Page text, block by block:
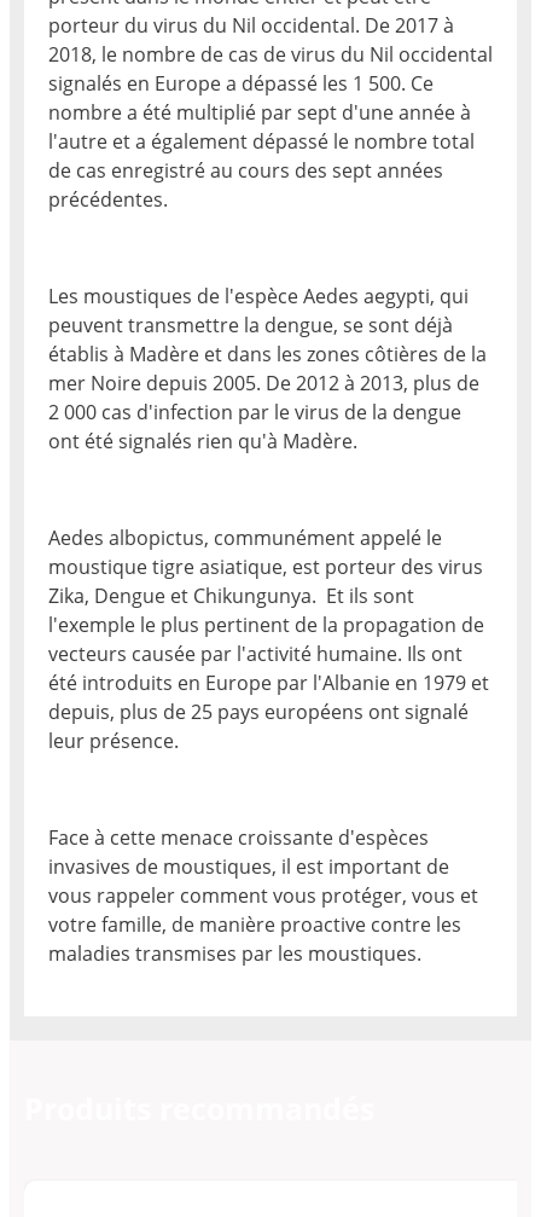
porteur du virus du Nil occidental. De 2017 à
2018, le nombre de cas de virus du Nil occidental
signalés en Europe a dépassé les 1 500. Ce
nombre a été multiplié par sept d'une année à
l'autre et a également dépassé le nombre total
de cas enregistré au cours des sept années
précédentes.
Les moustiques de l'espèce Aedes aegypti, qui
peuvent transmettre la dengue, se sont déjà
établis à Madère et dans les zones côtières de la
mer Noire depuis 2005. De 2012 à 2013, plus de
2 000 cas d'infection par le virus de la dengue
ont été signalés rien qu'à Madère.
Aedes albopictus, communément appelé le
moustique tigre asiatique, est porteur des virus
Zika, Dengue et Chikungunya. Et ils sont
l'exemple le plus pertinent de la propagation de
vecteurs causée par l'activité humaine. Ils ont
été introduits en Europe par l'Albanie en 1979 et
depuis, plus de 25 pays européens ont signalé
leur présence.
Face à cette menace croissante d'espèces
invasives de moustiques, il est important de
vous rappeler comment vous protéger, vous et
votre famille, de manière proactive contre les
maladies transmises par les moustiques.